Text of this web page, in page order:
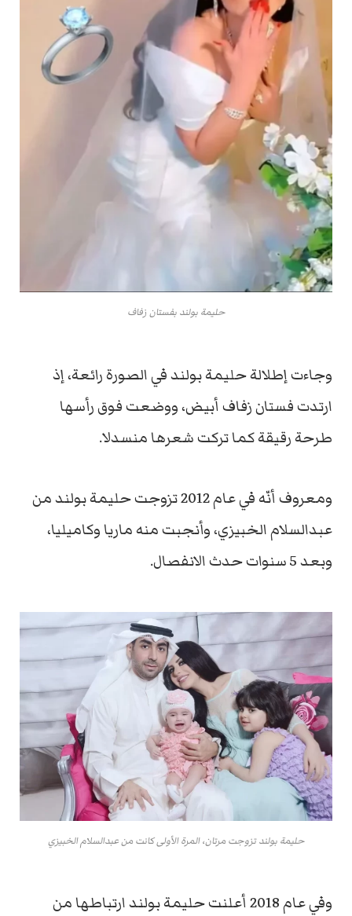
حليمة بولند بفستان زفاف
وجاءت إطلالة حليمة بولند في الصورة رائعة، إذ
ارتدت فستان زفاف أبيض، ووضعت فوق رأسها
طرحة رقيقة كما تركت شعرها منسدلا.
ومعروف أنّه في عام 2012 تزوجت حليمة بولند من
عبدالسلام الخبيزي، وأنجبت منه ماريا وكاميليا،
وبعد 5 سنوات حدث الانفصال.
حليمة بولند تزوجت مرتان، المرة الأولى كانت من عبدالسلام الخبيزي
وفي عام 2018 أعلنت حليمة بولند ارتباطها من